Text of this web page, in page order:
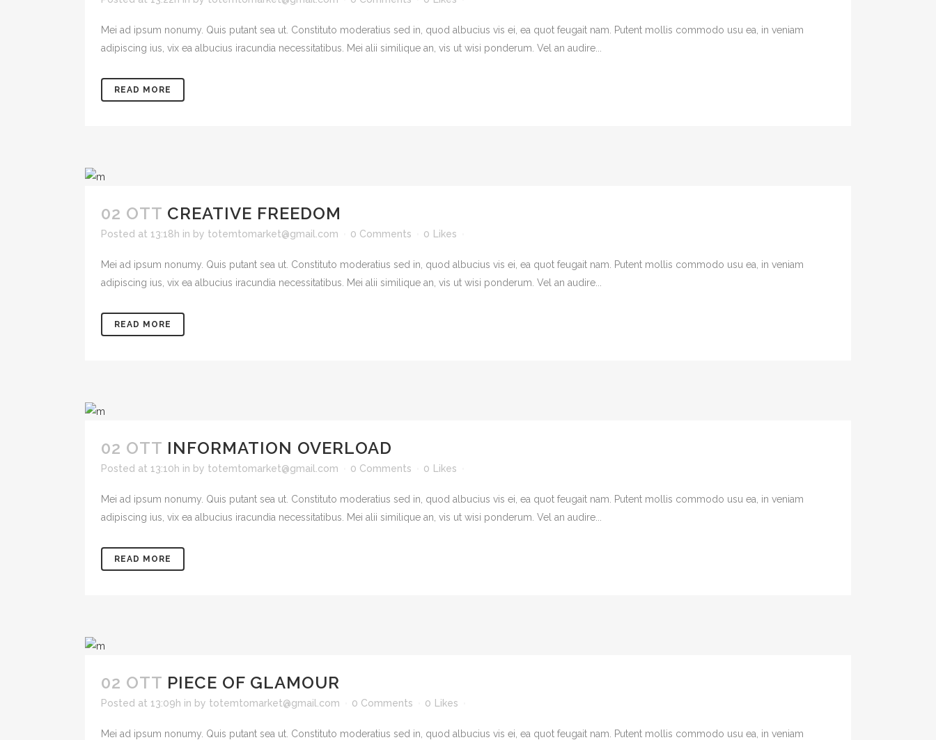
Mei ad ipsum nonumy. Quis putant sea ut. Constituto moderatius sed in, quod albucius vis ei, ea quot feugait nam. Putent mollis commodo usu ea, in veniam
adipiscing ius, vix ea albucius iracundia necessitatibus. Mei alii similique an, vis ut wisi ponderum. Vel an audire...
READ MORE
02 OTT CREATIVE FREEDOM
Posted at 13:18h in by totemtomarket@gmail.com 0 Comments 0 Likes
Mei ad ipsum nonumy. Quis putant sea ut. Constituto moderatius sed in, quod albucius vis ei, ea quot feugait nam. Putent mollis commodo usu ea, in veniam
adipiscing ius, vix ea albucius iracundia necessitatibus. Mei alii similique an, vis ut wisi ponderum. Vel an audire...
READ MORE
02 OTT INFORMATION OVERLOAD
Posted at 13:10h in by totemtomarket@gmail.com 0 Comments 0 Likes
Mei ad ipsum nonumy. Quis putant sea ut. Constituto moderatius sed in, quod albucius vis ei, ea quot feugait nam. Putent mollis commodo usu ea, in veniam
adipiscing ius, vix ea albucius iracundia necessitatibus. Mei alii similique an, vis ut wisi ponderum. Vel an audire...
READ MORE
02 OTT PIECE OF GLAMOUR
Posted at 13:09h in by totemtomarket@gmail.com 0 Comments 0 Likes
Mei ad ipsum nonumy. Quis putant sea ut. Constituto moderatius sed in, quod albucius vis ei, ea quot feugait nam. Putent mollis commodo usu ea, in veniam